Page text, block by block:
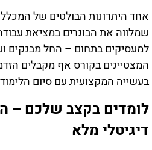
אחד היתרונות הבולטים של
שמלווה את הבוגרים במציאת
למעסיקים בתחום – החל מבנקים
המצטיינים בקורס אף מקבלים
בעשייה המקצועית עם סיום
לומדים בקצב שלכם –
דיגיטלי מלא